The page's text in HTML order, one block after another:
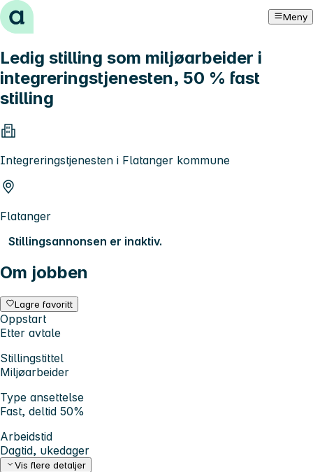
Hopp til innhold Meny
Ledig stilling som miljøarbeider i
integreringstjenesten, 50 % fast
stilling
Integreringstjenesten i Flatanger kommune
Flatanger
Stillingsannonsen er inaktiv.
Om jobben
Lagre favoritt
Oppstart
Etter avtale
Stillingstittel
Miljøarbeider
Type ansettelse
Fast, deltid 50%
Arbeidstid
Dagtid, ukedager
Vis flere detaljer